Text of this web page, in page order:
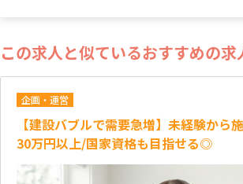
この求人と似ているおすすめの求
企画・運営
【建設バブルで需要急増】未経験から
30万円以上/国家資格も目指せる◎